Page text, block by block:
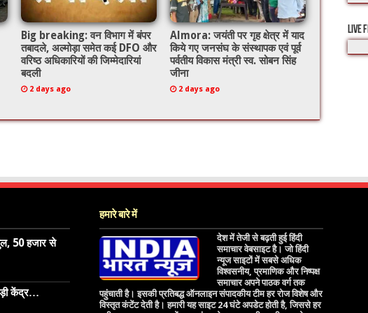
Big breaking: वन विभाग में बंपर
तबादले, अल्मोड़ा समेत कई DFO और
वरिष्ठ अधिकारियों की जिम्मेदारियां
बदली
2 days ago
Almora: जयंती पर गृह क्षेत्र में याद
किये गए जनसंघ के संस्थापक एवं पूर्व
पर्वतीय विकास मंत्री स्व. सोबन सिंह
जीना
2 days ago
LIVE
50 हजार से
केंद्र…
हमारे बारे में
देश में तेजी से बढ़ती हुई हिंदी
समाचार वेबसाइट है। जो हिंदी
न्यूज साइटों में सबसे अधिक
विश्वसनीय, प्रमाणिक और निष्पक्ष
समाचार अपने पाठक वर्ग तक
पहुंचाती है। इसकी प्रतिबद्ध ऑनलाइन संपादकीय टीम हर रोज विशेष और
विस्तृत कंटेंट देती है। हमारी यह साइट 24 घंटे अपडेट होती है, जिससे हर